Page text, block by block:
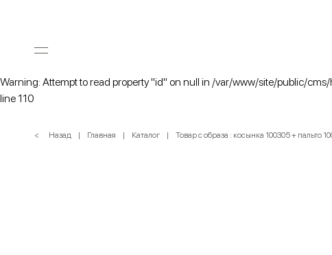
Warning: Attempt to read property "id" on null in /var/www/site/public/
line 110
< Назад Главная Каталог Товар с образа : косынка 100305 + пальто